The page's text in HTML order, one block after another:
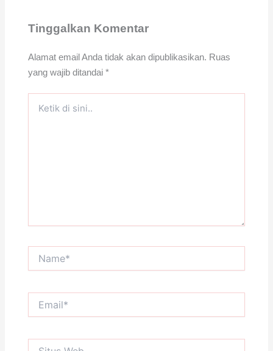
Tinggalkan Komentar
Alamat email Anda tidak akan dipublikasikan. Ruas
yang wajib ditandai *